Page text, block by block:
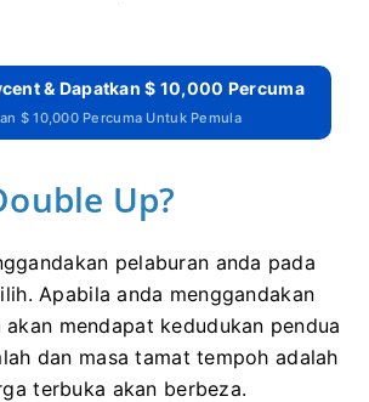
& Dapatkan $ 10,000 Percuma
$ 10,000 Percuma Untuk Pemula
Up?
pelaburan anda pada
Apabila anda menggandakan
akan mendapat kedudukan pendua
dan masa tamat tempoh adalah
terbuka akan berbeza.